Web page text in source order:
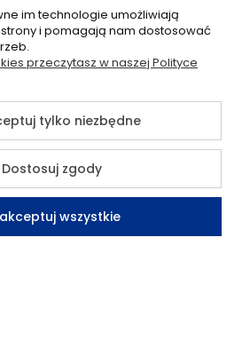
im technologie umożliwiają
i pomagają nam dostosować
przeczytasz w naszej Polityce
tylko niezbędne
Dostosuj zgody
wszystkie